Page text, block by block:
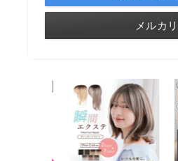
メルカリ